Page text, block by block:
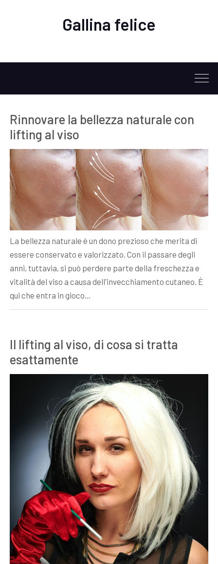
Gallina felice
Rinnovare la bellezza naturale con
lifting al viso
La bellezza naturale è un dono prezioso che merita di
essere conservato e valorizzato. Con il passare degli
anni, tuttavia, si può perdere parte della freschezza e
vitalità del viso a causa dell'invecchiamento cutaneo. È
qui che entra in gioco…
Il lifting al viso, di cosa si tratta
esattamente